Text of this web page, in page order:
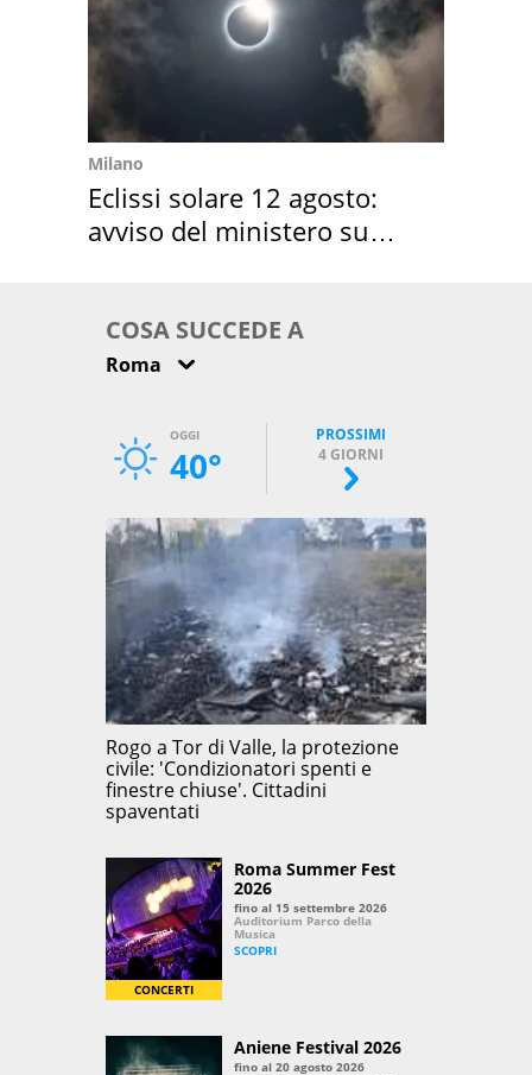
Milano
Eclissi solare 12 agosto:
avviso del ministero su